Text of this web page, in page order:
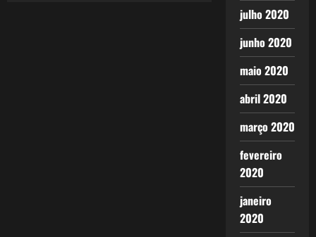
julho 2020
junho 2020
maio 2020
abril 2020
março 2020
fevereiro
2020
janeiro
2020